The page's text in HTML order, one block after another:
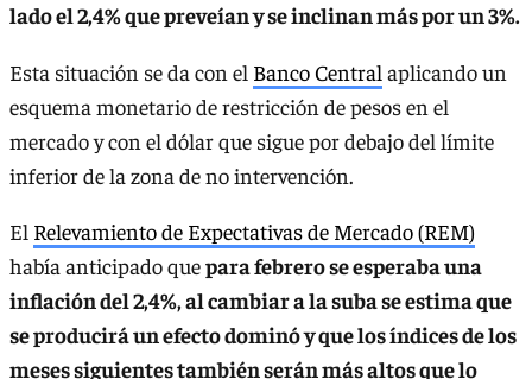
lado el 2,4% que preveían y se inclinan más por un 3%.
Esta situación se da con el Banco Central aplicando un
esquema monetario de restricción de pesos en el
mercado y con el dólar que sigue por debajo del límite
inferior de la zona de no intervención.
El Relevamiento de Expectativas de Mercado (REM)
había anticipado quepara febrero se esperaba una
inflación del 2,4%, al cambiar a la suba se estima que
se producirá un efecto dominó y que los índices de los
meses siguientes también serán más altos que lo